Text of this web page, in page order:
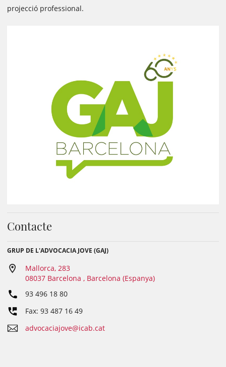
projecció professional.
Contacte
GRUP DE L'ADVOCACIA JOVE (GAJ)
Mallorca, 283
08037 Barcelona , Barcelona (Espanya)
93 496 18 80
Fax: 93 487 16 49
advocaciajove@icab.cat